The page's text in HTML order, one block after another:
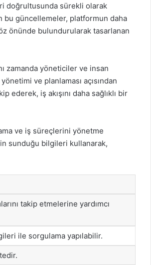
doğrultusunda sürekli olarak
bu güncellemeler, platformun daha
önünde bulundurularak tasarlanan
zamanda yöneticiler ve insan
ve planlaması açısından
ederek, iş akışını daha sağlıklı bir
ve iş süreçlerini yönetme
sunduğu bilgileri kullanarak,
takip etmelerine yardımcı
ile sorgulama yapılabilir.